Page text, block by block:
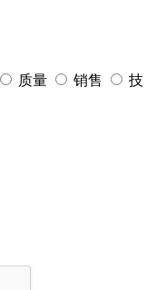
质量 销售
技